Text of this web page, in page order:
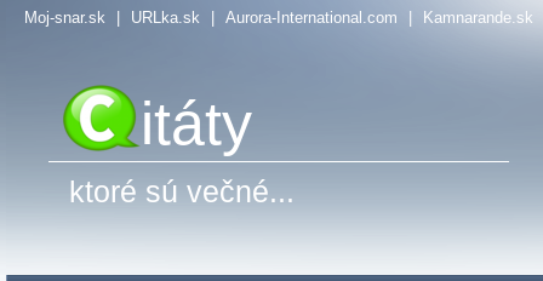
Moj-snar.sk URLka.sk Aurora-International.com Kamnarande.sk
itáty
ktoré sú večné...